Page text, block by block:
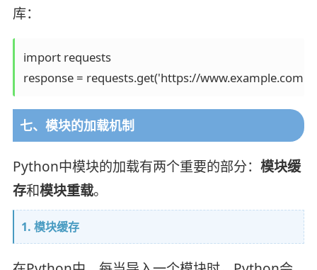
库：
import requests
七、模块的加载机制
Python中模块的加载有两个重要的部分： 模块缓
存和模块重载。
1. 模块缓存